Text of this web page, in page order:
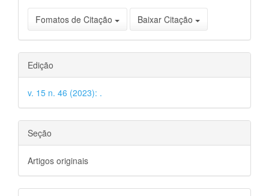
Fomatos de Citação Baixar Citação
Edição
v. 15 n. 46 (2023): .
Seção
Artigos originais